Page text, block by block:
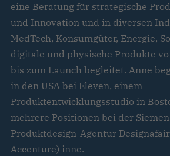
eine Beratung für strategische
und Innovation und in diversen
MedTech, Konsumgüter, Energie,
digitale und physische Produkte
bis zum Launch begleitet. Anne
in den USA bei Eleven, einem
Produktentwicklungsstudio in
mehrere Positionen bei der
Produktdesign-Agentur
Accenture) inne.